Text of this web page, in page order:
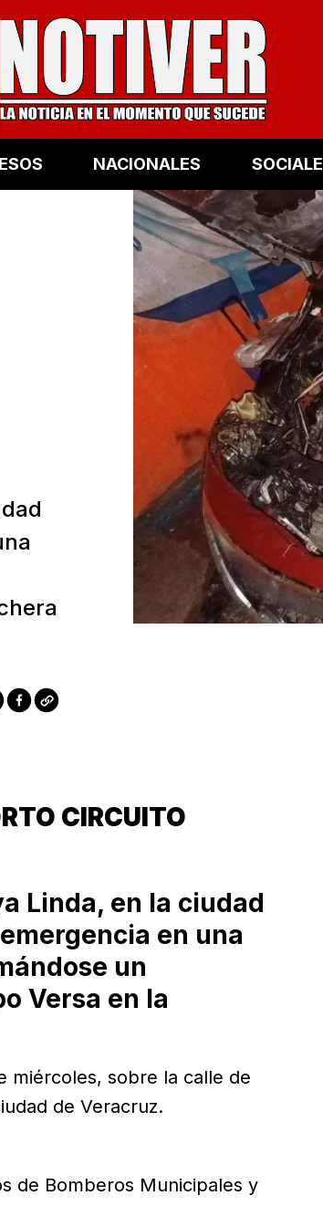
NACIONALES
CIRCUITO
Linda, en la ciudad
en una
un
Versa en la
miércoles, sobre la calle de
de Veracruz.
de Bomberos Municipales y